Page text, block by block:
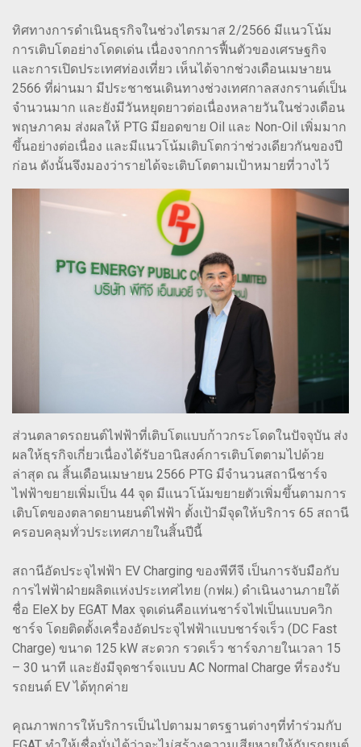
ทิศทางการดำเนินธุรกิจในช่วงไตรมาส 2/2566 มีแนวโน้ม
การเติบโตอย่างโดดเด่น เนื่องจากการฟื้นตัวของเศรษฐกิจ
และการเปิดประเทศท่องเที่ยว เห็นได้จากช่วงเดือนเมษายน
2566 ที่ผ่านมา มีประชาชนเดินทางช่วงเทศกาลสงกรานต์เป็น
จำนวนมาก และยังมีวันหยุดยาวต่อเนื่องหลายวันในช่วงเดือน
พฤษภาคม ส่งผลให้ PTG มียอดขาย Oil และ Non-Oil เพิ่มมาก
ขึ้นอย่างต่อเนื่อง และมีแนวโน้มเติบโตกว่าช่วงเดียวกันของปี
ก่อน ดังนั้นจึงมองว่ารายได้จะเติบโตตามเป้าหมายที่วางไว้
ส่วนตลาดรถยนต์ไฟฟ้าที่เติบโตแบบก้าวกระโดดในปัจจุบัน ส่ง
ผลให้ธุรกิจเกี่ยวเนื่องได้รับอานิสงค์การเติบโตตามไปด้วย
ล่าสุด ณ สิ้นเดือนเมษายน 2566 PTG มีจำนวนสถานีชาร์จ
ไฟฟ้าขยายเพิ่มเป็น 44 จุด มีแนวโน้มขยายตัวเพิ่มขึ้นตามการ
เติบโตของตลาดยานยนต์ไฟฟ้า ตั้งเป้ามีจุดให้บริการ 65 สถานี
ครอบคลุมทั่วประเทศภายในสิ้นปีนี้
สถานีอัดประจุไฟฟ้า EV Charging ของพีทีจี เป็นการจับมือกับ
การไฟฟ้าฝ่ายผลิตแห่งประเทศไทย (กฟผ.) ดำเนินงานภายใต้
ชื่อ EleX by EGAT Max จุดเด่นคือแท่นชาร์จไฟเป็นแบบควิก
ชาร์จ โดยติดตั้งเครื่องอัดประจุไฟฟ้าแบบชาร์จเร็ว (DC Fast
Charge) ขนาด 125 kW สะดวก รวดเร็ว ชาร์จภายในเวลา 15
– 30 นาที และยังมีจุดชาร์จแบบ AC Normal Charge ที่รองรับ
รถยนต์ EV ได้ทุกค่าย
คุณภาพการให้บริการเป็นไปตามมาตรฐานต่างๆที่ทำร่วมกับ